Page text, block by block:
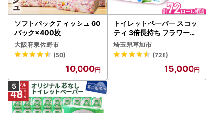
ソフトパックティッシュ 60
パック×400枚
大阪府泉佐野市
(50)
10,000
トイレットペーパー スコッ
ティ 3倍長持ち フラワーパ
ック 4ロール×6P
埼玉県草加市
(728)
15,000